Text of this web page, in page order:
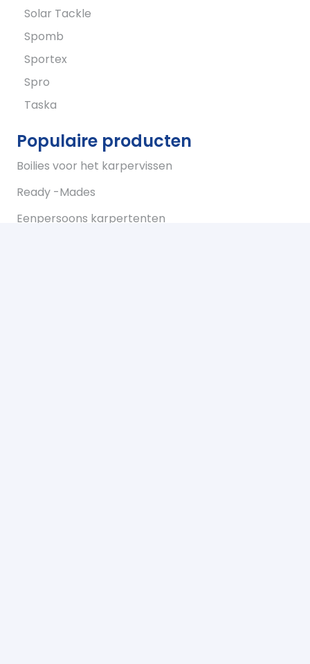
Solar Tackle
Spomb
Sportex
Spro
Taska
Populaire producten
Boilies voor het karpervissen
Ready -Mades
Eenpersoons karpertenten